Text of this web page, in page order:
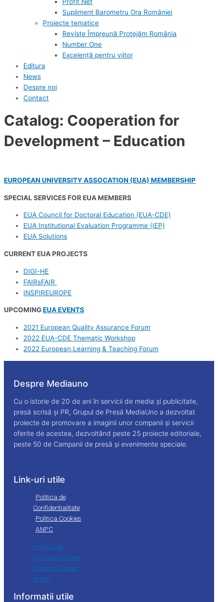
Supliment Barometru Ora României
Proiecte tematice
Reviste Împreună Protejăm România
Number One
Excelență pentru viitor
Editura
News
Despre noi
Contact
Catalog: Cooperation for
Development – Education
EUROPEAN UNIVERSITY ASSOCATION (EUA) MEMBERSHIP
SPECIAL SERVICES FOR EUA MEMBERS
EUA Council for Doctoral Education (EUA-CDE)
EUA Institutional Evaluation Programme (IEP)
EUA Solutions
CURRENT EUA PROJECTS
DIGI-HE
FAIRsFAIR
INSPIREUROPE
UPCOMINGEUA EVENTS
2021 European Quality Assurance Forum
2022 EUA-CDE Thematic Workshop
2022 European Learning & Teaching Forum
Despre Mediauno
Cu o istorie de 20 de ani în servicii de media și publicitate,
presă scrisă și PR, Grupul de Presă MediaUno a dezvoltat
proiecte de promovare a imaginii unor companii și servicii
oferite de acestea, dezvoltând peste 25 proiecte editoriale,
peste 50 de Campanii de presă și evenimente speciale.
Link-uri utile
Politica de
Confidentialitate
Politica Cookies
ANPC
Politica de
Confidentialitate
Politica Cookies
ANPC
Informatii utile